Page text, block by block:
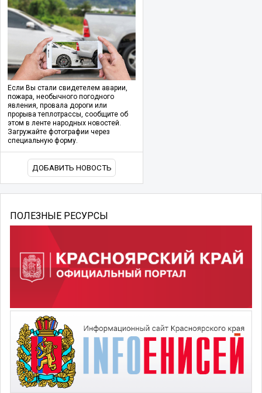
Если Вы стали свидетелем аварии,
пожара, необычного погодного
явления, провала дороги или
прорыва теплотрассы, сообщите об
этом в ленте народных новостей.
Загружайте фотографии через
специальную форму.
ДОБАВИТЬ НОВОСТЬ
ПОЛЕЗНЫЕ РЕСУРСЫ